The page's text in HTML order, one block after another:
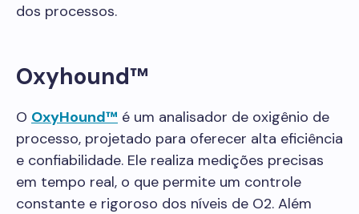
dos processos.
Oxyhound™
O OxyHound™ é um analisador de oxigênio de
processo, projetado para oferecer alta eficiência
e confiabilidade. Ele realiza medições precisas
em tempo real, o que permite um controle
constante e rigoroso dos níveis de O2. Além